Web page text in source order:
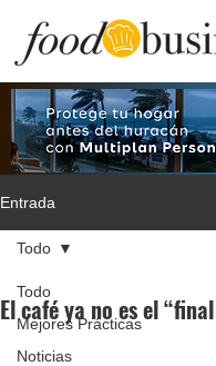
Entrada
Todo
Mejores Prácticas
Noticias
Todo
El café ya no es el